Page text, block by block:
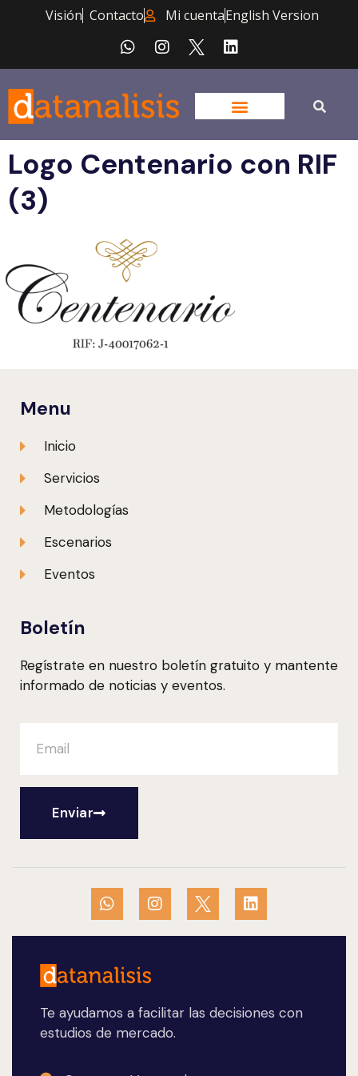
Visión Contacto Mi cuentaEnglish Version
Logo Centenario con RIF
(3)
Te ayudamos a facilitar las decisiones con
estudios de mercado.
Menu
Inicio
Servicios
Metodologías
Escenarios
Eventos
Boletín
Regístrate en nuestro boletín gratuito y mantente
informado de noticias y eventos.
Enviar